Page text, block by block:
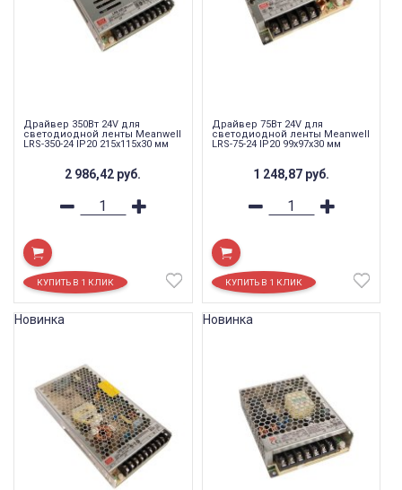
Драйвер 350Вт 24V для
светодиодной ленты Meanwell
LRS-350-24 IP20 215x115x30 мм
2 986,42 руб.
Драйвер 75Вт 24V для
светодиодной ленты Meanwell
LRS-75-24 IP20 99x97x30 мм
1 248,87 руб.
Новинка Новинка